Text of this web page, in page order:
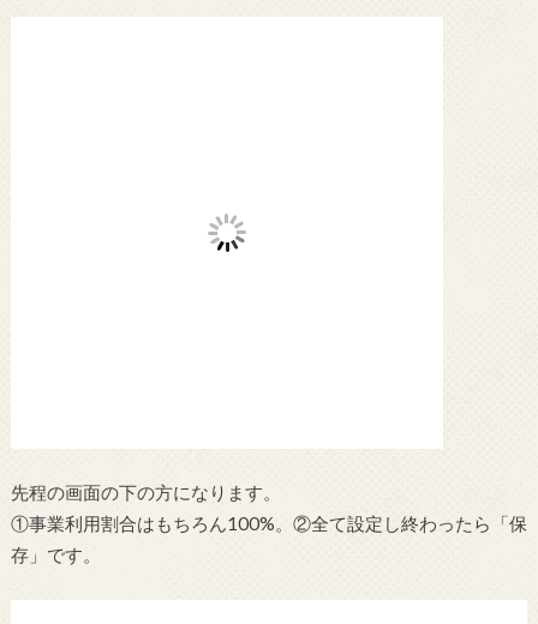
先程の画面の下の方になります。
①事業利用割合はもちろん100%。②全て設定し終わったら「保
存」です。